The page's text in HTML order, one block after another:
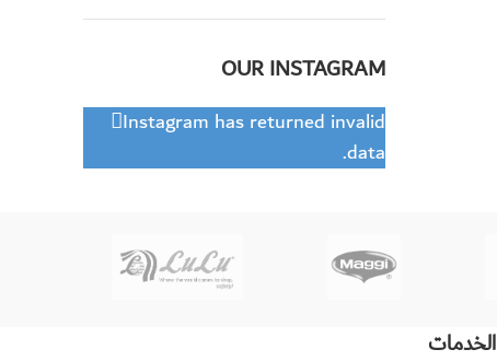
OUR INSTAGRAM
Instagram has returned invalid
data.
الخدمات